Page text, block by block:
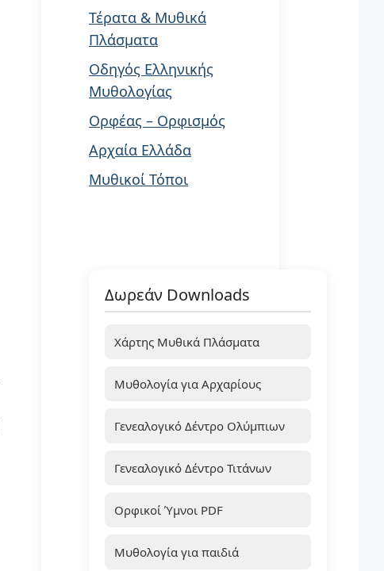
Τέρατα & Μυθικά
Πλάσματα
Οδηγός Ελληνικής
Μυθολογίας
Ορφέας – Ορφισμός
Αρχαία Ελλάδα
Μυθικοί Τόποι
Δωρεάν Downloads
Χάρτης Μυθικά Πλάσματα
Μυθολογία για Αρχαρίους
Γενεαλογικό Δέντρο Ολύμπιων
Γενεαλογικό Δέντρο Τιτάνων
Ορφικοί Ύμνοι PDF
Μυθολογία για παιδιά